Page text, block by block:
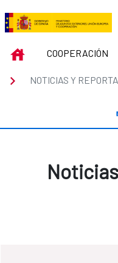
Saltar al contenido principal
Noticias y
INICIOCOOPERACIÓN
NOTICIAS Y